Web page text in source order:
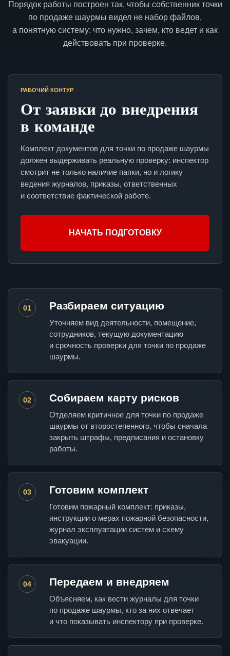
Порядок работы построен так, чтобы собственник точки
по продаже шаурмы видел не набор файлов,
а понятную систему: что нужно, зачем, кто ведет и как
действовать при проверке.
РАБОЧИЙ КОНТУР
От заявки до внедрения
в команде
Комплект документов для точки по продаже шаурмы
должен выдерживать реальную проверку: инспектор
смотрит не только наличие папки, но и логику
ведения журналов, приказы, ответственных
и соответствие фактической работе.
НАЧАТЬ ПОДГОТОВКУ
01 Разбираем ситуацию
Уточняем вид деятельности, помещение,
сотрудников, текущую документацию
и срочность проверки для точки по продаже
шаурмы.
02 Собираем карту рисков
Отделяем критичное для точки по продаже
шаурмы от второстепенного, чтобы сначала
закрыть штрафы, предписания и остановку
работы.
03 Готовим комплект
Готовим пожарный комплект: приказы,
инструкции о мерах пожарной безопасности,
журнал эксплуатации систем и схему
эвакуации.
04 Передаем и внедряем
Объясняем, как вести журналы для точки
по продаже шаурмы, кто за них отвечает
и что показывать инспектору при проверке.